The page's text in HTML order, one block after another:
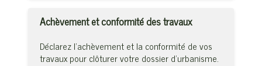
Achèvement et conformité des travaux
Déclarez l’achèvement et la conformité de vos
travaux pour clôturer votre dossier d’urbanisme.